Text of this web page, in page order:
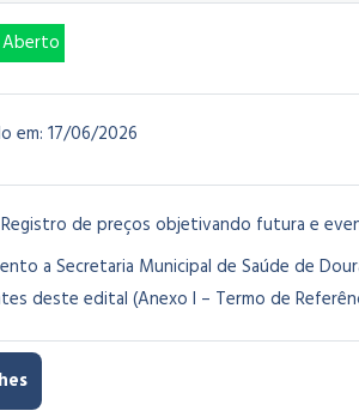
Aberto
em: 17/06/2026
Registro de preços objetivando futura e
a Secretaria Municipal de Saúde de
deste edital (Anexo I – Termo de